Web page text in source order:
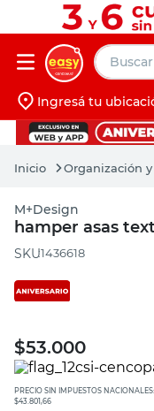
Buscar
Iniciá
Ingresá tu
Organización
M+Design
hamper asas
:1436618
$53.000
PRECIO SIN IMPUESTOS NACIONALES:
$43.801,66
muebles
pintura
escritorio
puertas